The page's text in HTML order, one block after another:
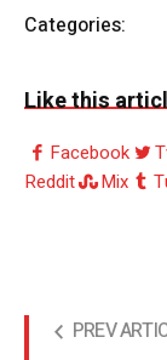
Categories:
Like this
Facebook
Reddit
Mix
PREV